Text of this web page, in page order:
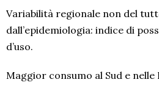
Variabilità regionale non del
dall’epidemiologia: indice di
d’uso.
Maggior consumo al Sud e nelle